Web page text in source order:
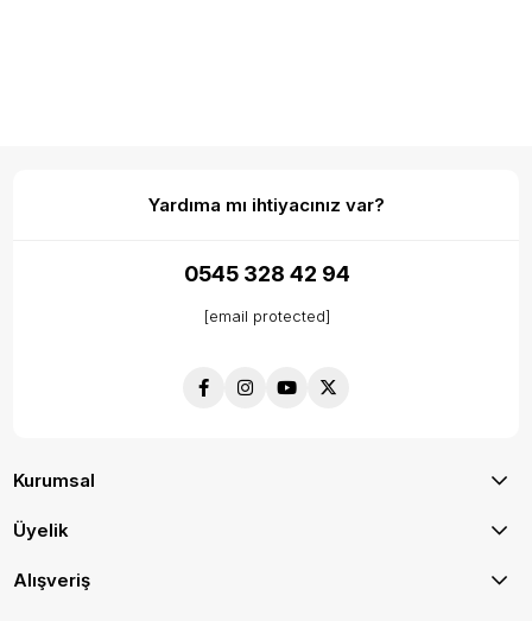
Yardıma mı ihtiyacınız var?
0545 328 42 94
[email protected]
Kurumsal
Üyelik
Alışveriş